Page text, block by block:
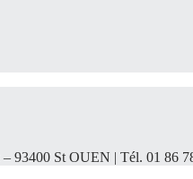
– 93400 St OUEN | Tél. 01 86